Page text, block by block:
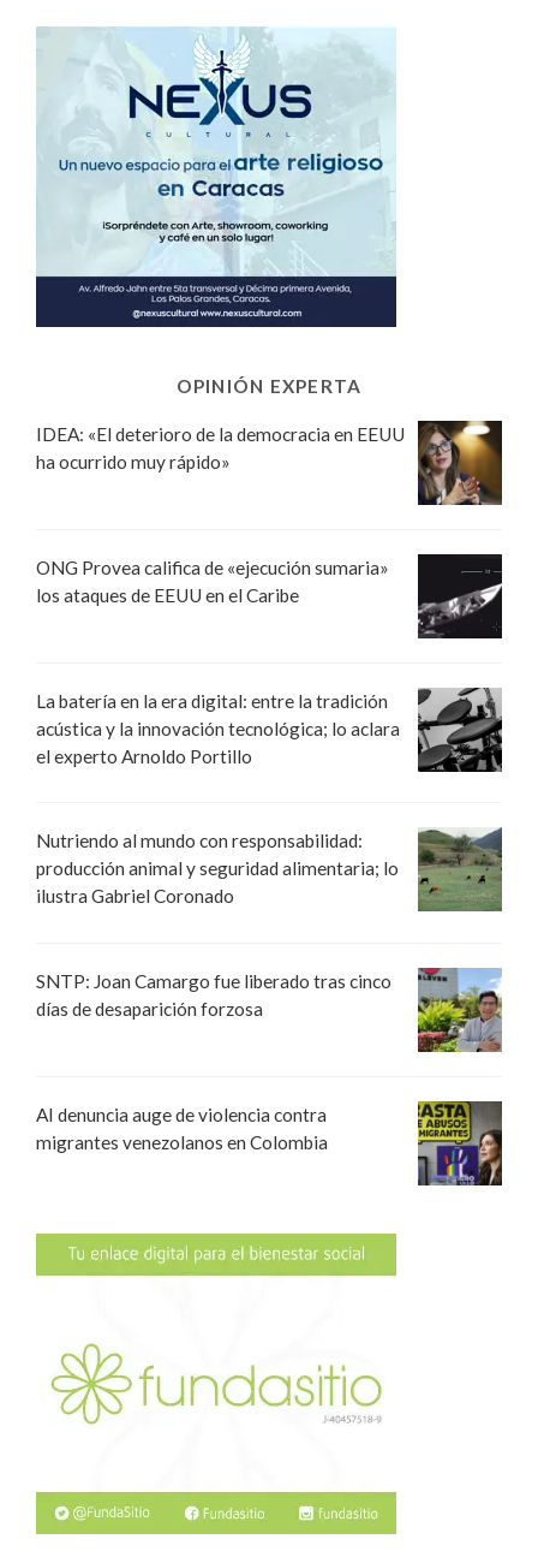
OPINIÓN EXPERTA
IDEA: «El deterioro de la democracia en EEUU
ha ocurrido muy rápido»
ONG Provea califica de «ejecución sumaria»
los ataques de EEUU en el Caribe
La batería en la era digital: entre la tradición
acústica y la innovación tecnológica; lo aclara
el experto Arnoldo Portillo
Nutriendo al mundo con responsabilidad:
producción animal y seguridad alimentaria; lo
ilustra Gabriel Coronado
SNTP: Joan Camargo fue liberado tras cinco
días de desaparición forzosa
AI denuncia auge de violencia contra
migrantes venezolanos en Colombia